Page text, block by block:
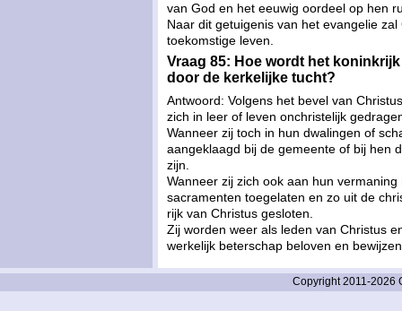
van God en het eeuwig oordeel op hen
Naar dit getuigenis van het evangelie
toekomstige leven.
Vraag 85: Hoe wordt het
door de kerkelijke tucht?
Antwoord: Volgens het bevel van
zich in leer of leven onchristelijk
Wanneer zij toch in hun dwalingen of
aangeklaagd bij de gemeente of bij hen
zijn.
Wanneer zij zich ook aan hun
sacramenten toegelaten en zo uit de
rijk van Christus gesloten.
Zij worden weer als leden van Christus
werkelijk beterschap beloven en
Copyright 2011-2026